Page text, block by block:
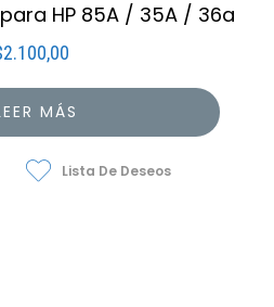
HP 85A / 35A / 36a
2.100,00
MÁS
Lista De Deseos